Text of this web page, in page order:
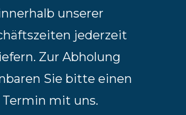
unserer
jederzeit
Zur Abholung
Sie bitte einen
Termin mit uns.